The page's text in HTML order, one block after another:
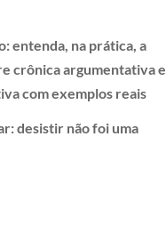
entenda, na prática, a
crônica argumentativa e
com exemplos reais
desistir não foi uma